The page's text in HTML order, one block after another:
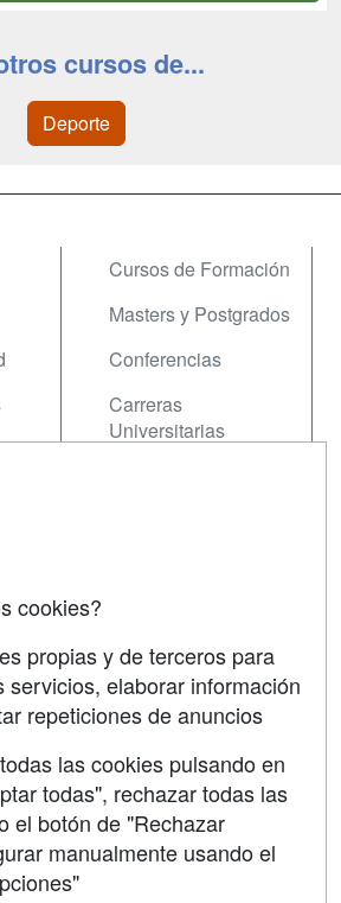
cursos de...
Deporte
Cursos de Formación
Masters y Postgrados
Conferencias
Carreras
Universitarias
cookies?
propias y de terceros para
servicios, elaborar información
repeticiones de anuncios
las cookies pulsando en
todas", rechazar todas las
el botón de "Rechazar
manualmente usando el